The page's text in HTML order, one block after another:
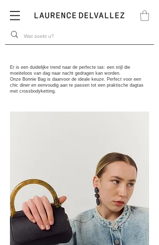
Er is een duidelijke trend naar de perfecte tas: een stijl die
moeiteloos van dag naar nacht gedragen kan worden.
Onze Bonnie Bag is daarvoor de ideale keuze. Perfect voor een
chic diner en eenvoudig aan te passen tot een praktische dagtas
met crossbodyketting.